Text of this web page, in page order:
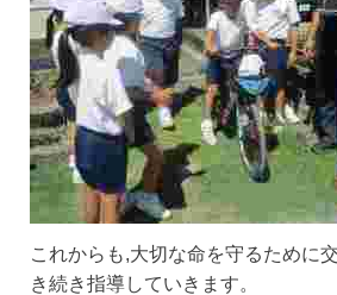
これからも,大切な命を守るために
き続き指導していきます。